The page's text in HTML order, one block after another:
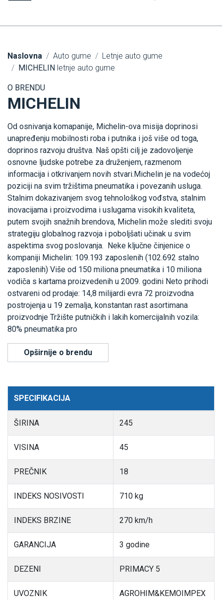
Naslovna Auto gume
Letnje auto gume
MICHELIN letnje auto gume
O BRENDU
MICHELIN
Od osnivanja komapanije, Michelin-ova misija doprinosi
unapređenju mobilnosti roba i putnika i još više od toga,
doprinos razvoju društva. Naš opšti cilj je zadovoljenje
osnovne ljudske potrebe za druženjem, razmenom
informacija i otkrivanjem novih stvari.Michelin je na vodećoj
poziciji na svim tržištima pneumatika i povezanih usluga.
Stalnim dokazivanjem svog tehnološkog vođstva, stalnim
inovacijama i proizvodima i uslugama visokih kvaliteta,
putem svojih snažnih brendova, Michelin može slediti svoju
strategiju globalnog razvoja i poboljšati učinak u svim
aspektima svog poslovanja. Neke ključne činjenice o
kompaniji Michelin: 109.193 zaposlenih (102.692 stalno
zaposlenih) Više od 150 miliona pneumatika i 10 miliona
vodiča s kartama proizvedenih u 2009. godini Neto prihodi
ostvareni od prodaje: 14,8 milijardi evra 72 proizvodna
postrojenja u 19 zemalja, konstantan rast asortimana
proizvodnje Tržište putničkih i lakih komercijalnih vozila:
80% pneumatika pro
Opširnije o brendu
SPECIFIKACIJA
ŠIRINA 245
VISINA 45
PREČNIK 18
INDEKS NOSIVOSTI 710 kg
INDEKS BRZINE 270 km/h
GARANCIJA 3 godine
DEZENI PRIMACY 5
UVOZNIK
AGROHIM&KEMOIMPEX